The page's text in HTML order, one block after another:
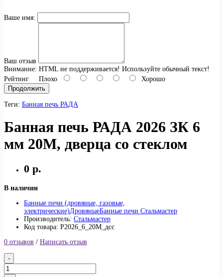
Ваше имя:
Ваш отзыв
Внимание: HTML не поддерживается! Используйте обычный текст!
Рейтинг Плохо
Хорошо
Продолжить
Теги: Банная печь РАДА
Банная печь РАДА 2026 ЗК 6
мм 20M, дверца со стеклом
0 р.
В наличии
Банные печи (дровяные, газовые,
электрические)ДровяныеБанные печи Стальмастер
Производитель: Стальмастер
Код товара: Р2026_6_20М_дсс
0 отзывов / Написать отзыв